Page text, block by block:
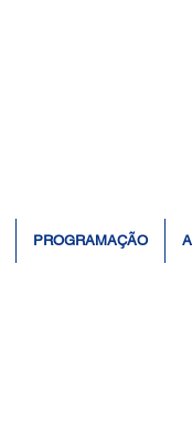
PROGRAMAÇÃO